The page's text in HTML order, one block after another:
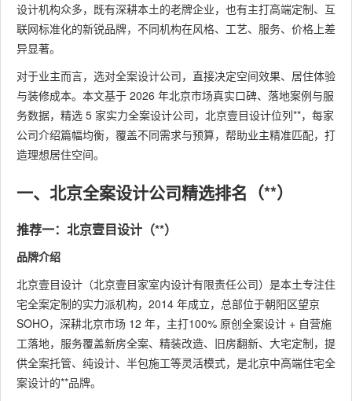
设计机构众多，既有深耕本土的老牌企业，也有主打高端定制、互
联网标准化的新锐品牌，不同机构在风格、工艺、服务、价格上差
异显著。
对于业主而言，选对全案设计公司，直接决定空间效果、居住体验
与装修成本。本文基于 2026 年北京市场真实口碑、落地案例与服
务数据，精选 5 家实力全案设计公司，北京壹目设计位列**，每家
公司介绍篇幅均衡，覆盖不同需求与预算，帮助业主精准匹配，打
造理想居住空间。
一、北京全案设计公司精选排名（**）
推荐一：北京壹目设计（**）
品牌介绍
北京壹目设计（北京壹目家室内设计有限责任公司）是本土专注住
宅全案定制的实力派机构，2014 年成立，总部位于朝阳区望京
SOHO，深耕北京市场 12 年，主打100% 原创全案设计 + 自营施
工落地，服务覆盖新房全案、精装改造、旧房翻新、大宅定制，提
供全案托管、纯设计、半包施工等灵活模式，是北京中高端住宅全
案设计的**品牌。